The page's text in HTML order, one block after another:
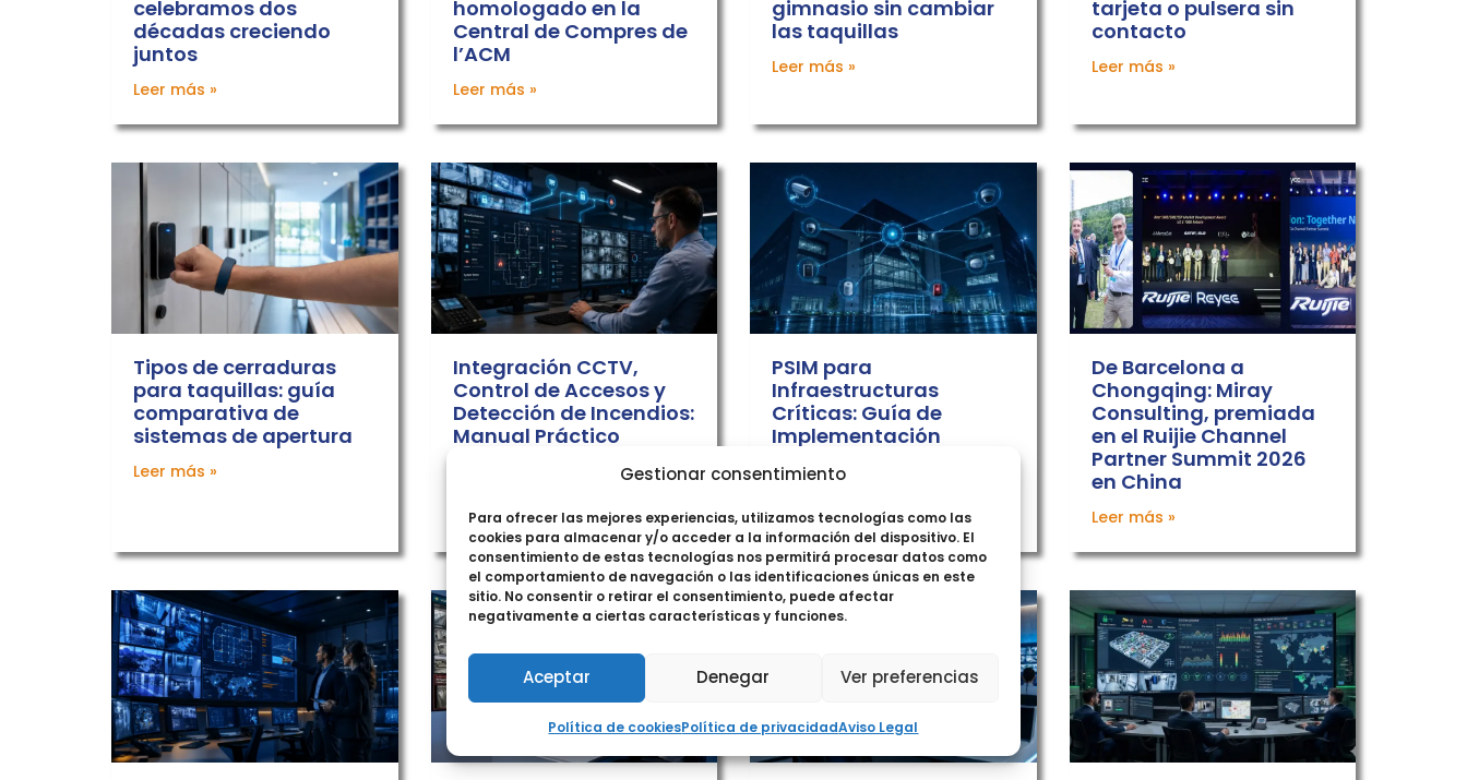
Gestionar consentimiento
Para ofrecer las mejores experiencias, utilizamos tecnologías como las
cookies para almacenar y/o acceder a la información del dispositivo. El
consentimiento de estas tecnologías nos permitirá procesar datos como
el comportamiento de navegación o las identificaciones únicas en este
sitio. No consentir o retirar el consentimiento, puede afectar
negativamente a ciertas características y funciones.
Aceptar Denegar Ver preferencias
Política de cookiesPolítica de privacidadAviso Legal
celebramos dos
décadas creciendo
juntos
Leer más »
homologado en la
Central de Compres de
l’ACM
Leer más »
gimnasio sin cambiar
las taquillas
Leer más »
tarjeta o pulsera sin
contacto
Leer más »
Tipos de cerraduras
para taquillas: guía
comparativa de
sistemas de apertura
Leer más »
Integración CCTV,
Control de Accesos y
Detección de Incendios:
Manual Práctico
PSIM para
Infraestructuras
Críticas: Guía de
Implementación
Leer más »
De Barcelona a
Chongqing: Miray
Consulting, premiada
en el Ruijie Channel
Partner Summit 2026
en China
Leer más »